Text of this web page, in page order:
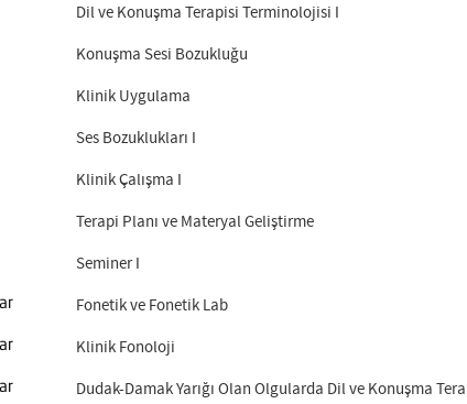
Dil ve Konuşma Terapisi Terminolojisi I
Konuşma Sesi Bozukluğu
Klinik Uygulama
Ses Bozuklukları I
Klinik Çalışma I
Terapi Planı ve Materyal Geliştirme
Seminer I
Fonetik ve Fonetik Lab
Klinik Fonoloji
Dudak-Damak Yarığı Olan Olgularda Dil ve Konuşma